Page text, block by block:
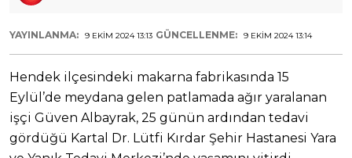
YAYINLANMA: 9 EKIM 2024 13:13 GÜNCELLENME: 9 EKIM 2024 13:14
Hendek ilçesindeki makarna fabrikasında 15
Eylül’de meydana gelen patlamada ağır yaralanan
işçi Güven Albayrak, 25 günün ardından tedavi
gördüğü Kartal Dr. Lütfi Kırdar Şehir Hastanesi Yara